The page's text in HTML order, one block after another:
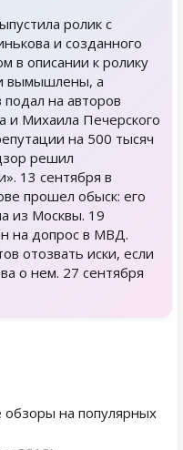
ролик с
и созданного
в описании к ролику
вымышлены, а
на авторов
и Михаила Печерского
на 500 тысяч
решил
13 сентября в
прошел обыск: его
из Москвы. 19
на допрос в МВД.
отозвать иски, если
о нем. 27 сентября
обзоры на популярных